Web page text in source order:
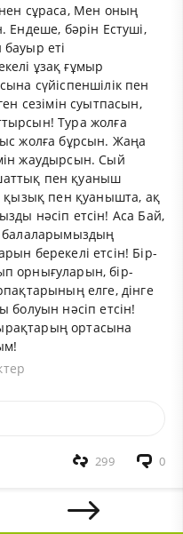
сұраса, Мен оның
Ендеше, бәрін Естуші,
еті
ұзақ ғұмыр
сүйіспеншілік пен
сезімін суытпасын,
Тура жолға
жолға бұрсын. Жаңа
жаудырсын. Сый
пен қуаныш
қызық пен қуанышта, ақ
нәсіп етсін! Аса Бай,
балаларымыздың
берекелі етсін! Бір-
орнығуларын, бір-
елге, дінге
болуын нәсіп етсін!
ортасына
0
299